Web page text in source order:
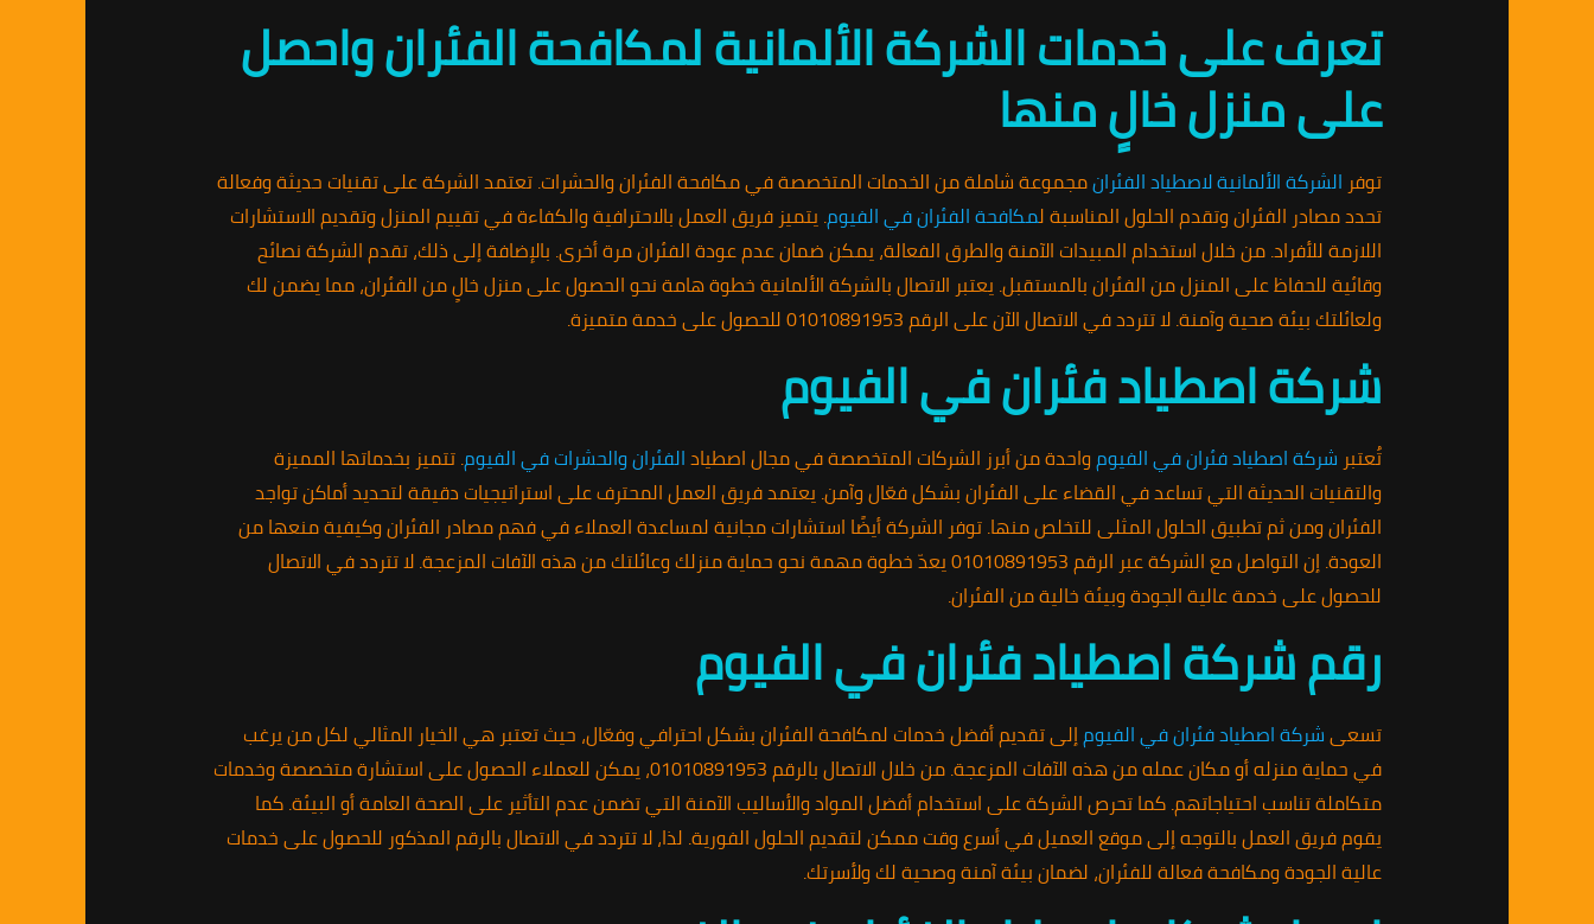
تعرف على خدمات الشركة الألمانية لمكافحة الفئران واحصل
على منزل خالٍ منها
توفر الشركة الألمانية لاصطياد الفئرانمجموعة شاملة من الخدمات المتخصصة في مكافحة الفئران والحشرات. تعتمد الشركة على تقنيات حديثة وفعالة
تحدد مصادر الفئران وتقدم الحلول المناسبة لمكافحة الفئران في الفيوم. يتميز فريق العمل بالاحترافية والكفاءة في تقييم المنزل وتقديم الاستشارات
اللازمة للأفراد. من خلال استخدام المبيدات الآمنة والطرق الفعالة، يمكن ضمان عدم عودة الفئران مرة أخرى. بالإضافة إلى ذلك، تقدم الشركة نصائح
وقائية للحفاظ على المنزل من الفئران بالمستقبل. يعتبر الاتصال بالشركة الألمانية خطوة هامة نحو الحصول على منزل خالٍ من الفئران، مما يضمن لك
ولعائلتك بيئة صحية وآمنة. لا تتردد في الاتصال الآن على الرقم 01010891953 للحصول على خدمة متميزة.
شركة اصطياد فئران في الفيوم
تُعتبر شركة اصطياد فئران في الفيومواحدة من أبرز الشركات المتخصصة في مجال اصطيادالفئران والحشرات في الفيوم. تتميز بخدماتها المميزة
والتقنيات الحديثة التي تساعد في القضاء على الفئران بشكل فعّال وآمن. يعتمد فريق العمل المحترف على استراتيجيات دقيقة لتحديد أماكن تواجد
الفئران ومن ثم تطبيق الحلول المثلى للتخلص منها. توفر الشركة أيضًا استشارات مجانية لمساعدة العملاء في فهم مصادر الفئران وكيفية منعها من
العودة. إن التواصل مع الشركة عبر الرقم 01010891953 يعدّ خطوة مهمة نحو حماية منزلك وعائلتك من هذه الآفات المزعجة. لا تتردد في الاتصال
للحصول على خدمة عالية الجودة وبيئة خالية من الفئران.
رقم شركة اصطياد فئران في الفيوم
تسعىشركة اصطياد فئران في الفيومإلى تقديم أفضل خدمات لمكافحة الفئران بشكل احترافي وفعّال، حيث تعتبر هي الخيار المثالي لكل من يرغب
في حماية منزله أو مكان عمله من هذه الآفات المزعجة. من خلال الاتصال بالرقم 01010891953، يمكن للعملاء الحصول على استشارة متخصصة وخدمات
متكاملة تناسب احتياجاتهم. كما تحرص الشركة على استخدام أفضل المواد والأساليب الآمنة التي تضمن عدم التأثير على الصحة العامة أو البيئة. كما
يقوم فريق العمل بالتوجه إلى موقع العميل في أسرع وقت ممكن لتقديم الحلول الفورية. لذا، لا تتردد في الاتصال بالرقم المذكور للحصول على خدمات
عالية الجودة ومكافحة فعالة للفئران، لضمان بيئة آمنة وصحية لك ولأسرتك.